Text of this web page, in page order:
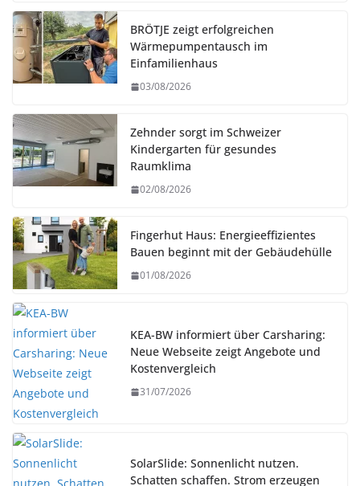
BRÖTJE zeigt erfolgreichen
Wärmepumpentausch im
Einfamilienhaus
03/08/2026
Zehnder sorgt im Schweizer
Kindergarten für gesundes
Raumklima
02/08/2026
Fingerhut Haus: Energieeffizientes
Bauen beginnt mit der Gebäudehülle
01/08/2026
KEA-BW informiert über Carsharing:
Neue Webseite zeigt Angebote und
Kostenvergleich
31/07/2026
SolarSlide: Sonnenlicht nutzen.
Schatten schaffen. Strom erzeugen